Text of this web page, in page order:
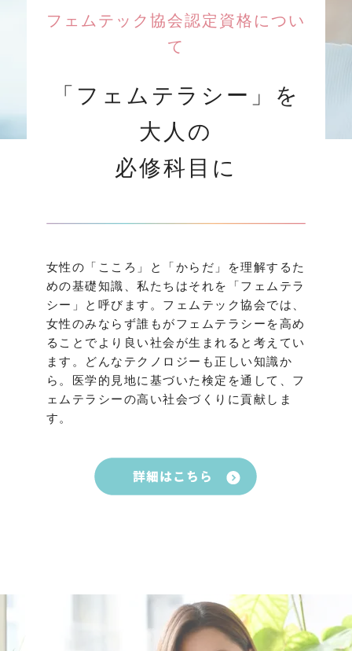
フェムテック協会認定資格につい
て
「フェムテラシー」を
大人の
必修科目に
女性の「こころ」と「からだ」を理解するた
めの基礎知識、私たちはそれを「フェムテラ
シー」と呼びます。フェムテック協会では、
女性のみならず誰もがフェムテラシーを高め
ることでより良い社会が生まれると考えてい
ます。どんなテクノロジーも正しい知識か
ら。医学的見地に基づいた検定を通して、フ
ェムテラシーの高い社会づくりに貢献しま
す。